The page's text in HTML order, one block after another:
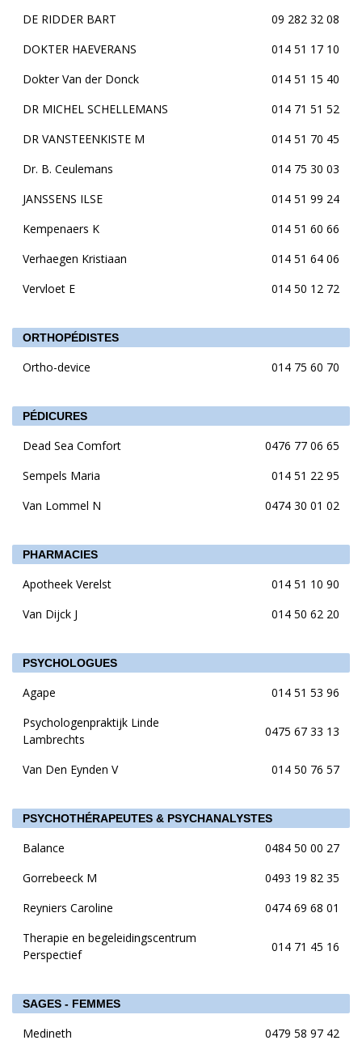
DE RIDDER BART
09 282 32 08
DOKTER HAEVERANS
014 51 17 10
Dokter Van der Donck
014 51 15 40
DR MICHEL SCHELLEMANS
014 71 51 52
DR VANSTEENKISTE M
014 51 70 45
Dr. B. Ceulemans
014 75 30 03
JANSSENS ILSE
014 51 99 24
Kempenaers K
014 51 60 66
Verhaegen Kristiaan
014 51 64 06
Vervloet E
014 50 12 72
ORTHOPÉDISTES
Ortho-device 014 75 60 70
PÉDICURES
Dead Sea Comfort
0476 77 06 65
Sempels Maria
014 51 22 95
Van Lommel N
0474 30 01 02
PHARMACIES
Apotheek Verelst
014 51 10 90
Van Dijck J
014 50 62 20
PSYCHOLOGUES
Agape
014 51 53 96
Psychologenpraktijk Linde
Lambrechts
0475 67 33 13
Van Den Eynden V 014 50 76 57
PSYCHOTHÉRAPEUTES & PSYCHANALYSTES
Balance
0484 50 00 27
Gorrebeeck M
0493 19 82 35
Reyniers Caroline
0474 69 68 01
Therapie en begeleidingscentrum
Perspectief
014 71 45 16
SAGES - FEMMES
Medineth 0479 58 97 42